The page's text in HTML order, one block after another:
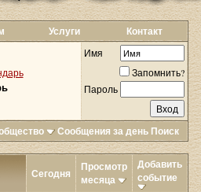
Услуги Контакт
Имя
Запомнить?
Пароль
Сообщения за день Поиск
Сегодня
Просмотр
месяца
Добавить
событие